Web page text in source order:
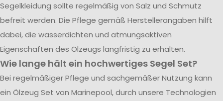
Segelkleidung sollte regelmäßig von Salz und Schmutz
befreit werden. Die Pflege gemäß Herstellerangaben hilft
dabei, die wasserdichten und atmungsaktiven
Eigenschaften des Ölzeugs langfristig zu erhalten.
Wie lange hält ein hochwertiges Segel Set?
Bei regelmäßiger Pflege und sachgemäßer Nutzung kann
ein Ölzeug Set von Marinepool, durch unsere Technologien